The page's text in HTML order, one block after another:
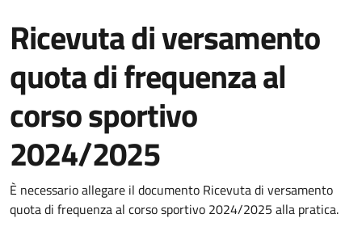
Ricevuta di versamento
quota di frequenza al
corso sportivo
2024/2025
È necessario allegare il documento Ricevuta di versamento
quota di frequenza al corso sportivo 2024/2025 alla pratica.